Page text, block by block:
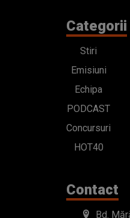
Categorii
Stiri
Emisiuni
Echipa
PODCAST
Concursuri
HOT40
Contact
Bd.